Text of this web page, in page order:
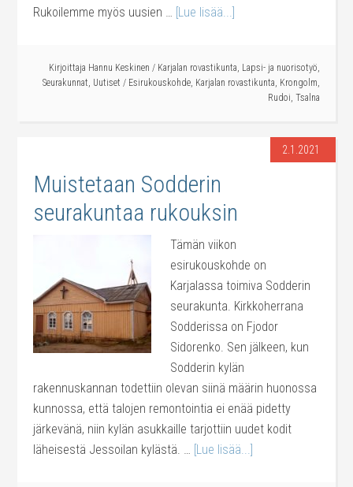
Rukoilemme myös uusien … [Lue lisää...]
Kirjoittaja Hannu Keskinen / Karjalan rovastikunta, Lapsi- ja nuorisotyö,
Seurakunnat, Uutiset / Esirukouskohde, Karjalan rovastikunta, Krongolm,
Rudoi, Tsalna
2.1.2021
Muistetaan Sodderin
seurakuntaa rukouksin
Tämän viikon
esirukouskohde on
Karjalassa toimiva Sodderin
seurakunta. Kirkkoherrana
Sodderissa on Fjodor
Sidorenko. Sen jälkeen, kun
Sodderin kylän
rakennuskannan todettiin olevan siinä määrin huonossa
kunnossa, että talojen remontointia ei enää pidetty
järkevänä, niin kylän asukkaille tarjottiin uudet kodit
läheisestä Jessoilan kylästä. … [Lue lisää...]